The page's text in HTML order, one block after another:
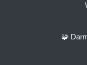
🧩